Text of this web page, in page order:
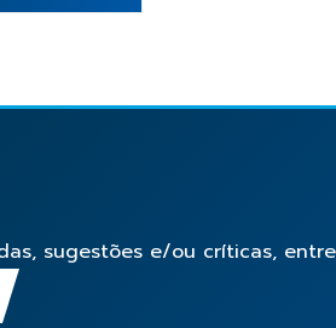
sugestões e/ou críticas,